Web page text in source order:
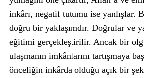
inkârı, negatif tutumu ise yanlışlar.
doğru bir yaklaşımdır. Doğrular ve
eğitimi gerçekleştirilir. Ancak bir
ulaşmanın imkânlarını tartışmaya
önceliğin inkârda olduğu açık bir